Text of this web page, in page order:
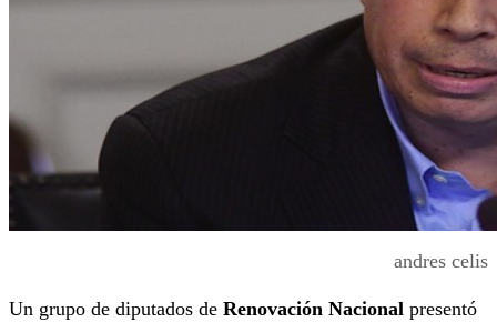
andres celis
Un grupo de diputados de Renovación Nacional presentó